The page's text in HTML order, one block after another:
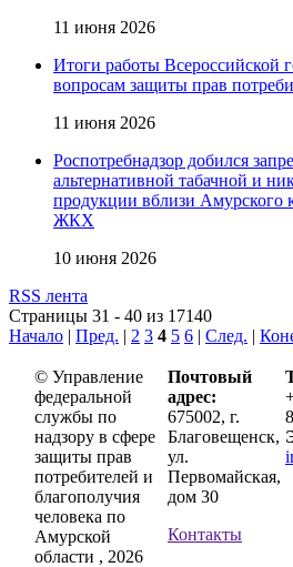
11 июня 2026
Итоги работы Всероссийской
вопросам защиты прав
11 июня 2026
Роспотребнадзор добился
альтернативной табачной и
продукции вблизи Амурского
ЖКХ
10 июня 2026
RSS лента
Страницы 31 - 40 из 17140
Начало | Пред. | 2 3 4 5 6 | След. |
© Управление
федеральной
службы по
надзору в сфере
защиты прав
потребителей и
благополучия
человека по
Амурской
области , 2026
Почтовый
адрес:
675002, г.
Благовещенск,
ул.
Первомайская,
дом 30
Контакты